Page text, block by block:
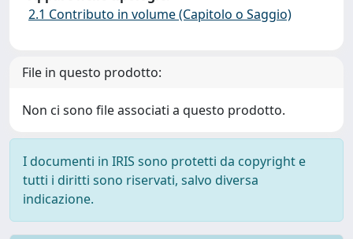
2.1 Contributo in volume (Capitolo o Saggio)
File in questo prodotto:
Non ci sono file associati a questo prodotto.
I documenti in IRIS sono protetti da copyright e
tutti i diritti sono riservati, salvo diversa
indicazione.